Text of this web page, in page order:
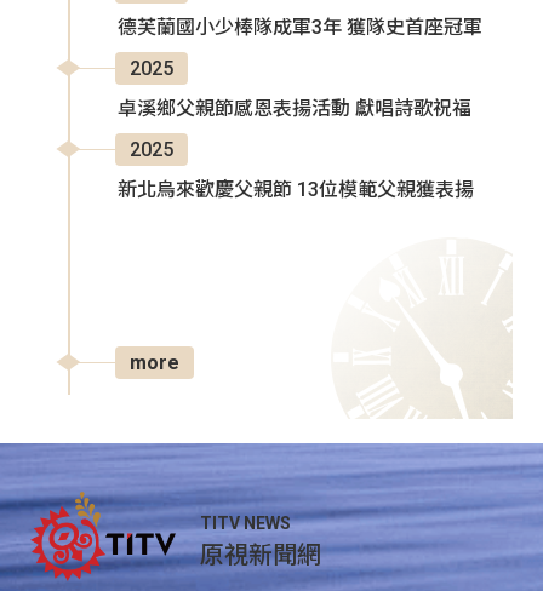
德芙蘭國小少棒隊成軍3年 獲隊史首座冠軍
2025
卓溪鄉父親節感恩表揚活動 獻唱詩歌祝福
2025
新北烏來歡慶父親節 13位模範父親獲表揚
more
TITV NEWS
原視新聞網